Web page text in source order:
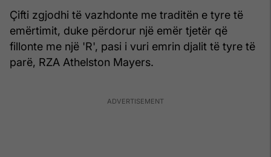
Çifti zgjodhi të vazhdonte me traditën e tyre të
emërtimit, duke përdorur një emër tjetër që
fillonte me një 'R', pasi i vuri emrin djalit të tyre të
parë, RZA Athelston Mayers.